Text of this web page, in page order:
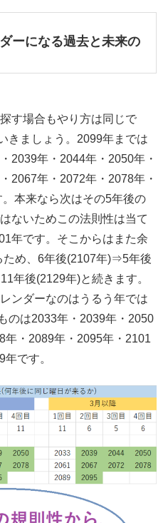
ーになる過去と未来の
す場合もやり方は同じで
きましょう。2099年までは
2039年・2044年・2050年・
2067年・2072年・2078年・
本来なら次はその5年後の
ないためこの法則性は当て
年です。そこからはまた余
ため、6年後(2107年)⇒5年後
年後(2129年)と続きます。
ンダーなのはうるう年では
のは2033年・2039年・2050
年・2089年・2095年・2101
です。